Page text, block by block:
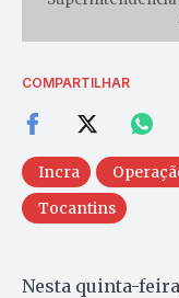
COMPARTILHAR
Incra
Tocantins
Nesta quinta-